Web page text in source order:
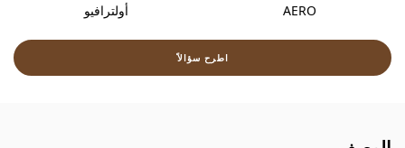
AERO
أولترافيو
اطرح سؤالاً